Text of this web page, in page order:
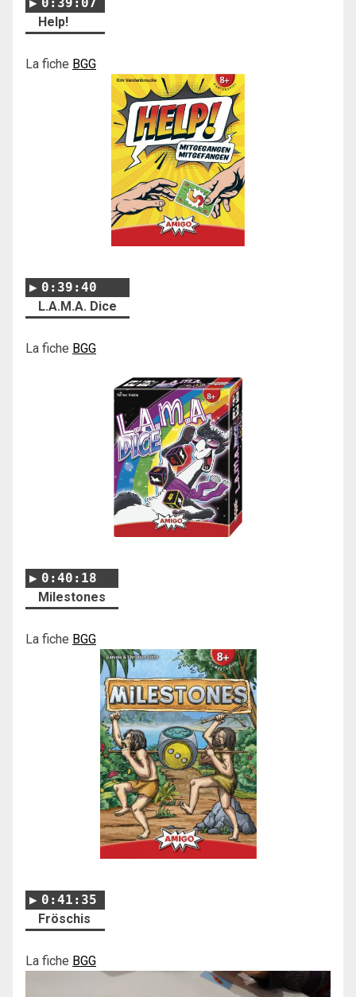
Help!
La fiche BGG
0:39:40
L.A.M.A. Dice
La fiche BGG
0:40:18
Milestones
La fiche BGG
0:41:35
Fröschis
La fiche BGG